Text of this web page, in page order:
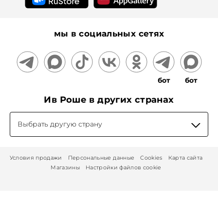
мы в социальных сетях
бот бот
Ив Роше в других странах
Выбрать другую страну
Условия продажи Персональные данные Cookies
Карта сайта
Магазины
Настройки файлов cookie